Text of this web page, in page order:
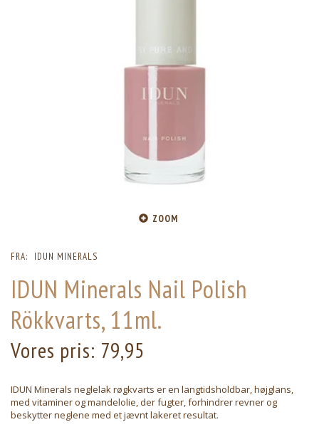
ZOOM
FRA: IDUN MINERALS
IDUN Minerals Nail Polish
Rökkvarts, 11ml.
Vores pris: 79,95
IDUN Minerals neglelak røgkvarts er en langtidsholdbar, højglans,
med vitaminer og mandelolie, der fugter, forhindrer revner og
beskytter neglene med et jævnt lakeret resultat.